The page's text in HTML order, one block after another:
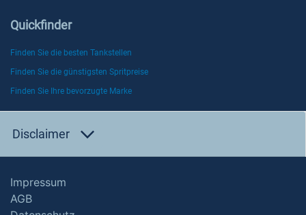
Quickfinder
Finden Sie die besten Tankstellen
Finden Sie die günstigsten Spritpreise
Finden Sie Ihre bevorzugte Marke
Disclaimer
Impressum
AGB